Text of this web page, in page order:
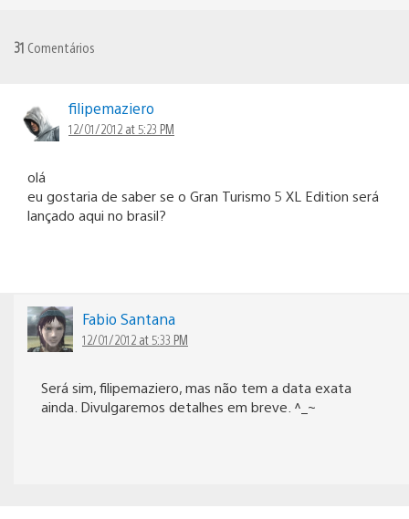
31 Comentários
filipemaziero
12/01/2012 at 5:23 PM
olá
eu gostaria de saber se o Gran Turismo 5 XL Edition será
lançado aqui no brasil?
Fabio Santana
12/01/2012 at 5:33 PM
Será sim, filipemaziero, mas não tem a data exata
ainda. Divulgaremos detalhes em breve. ^_~